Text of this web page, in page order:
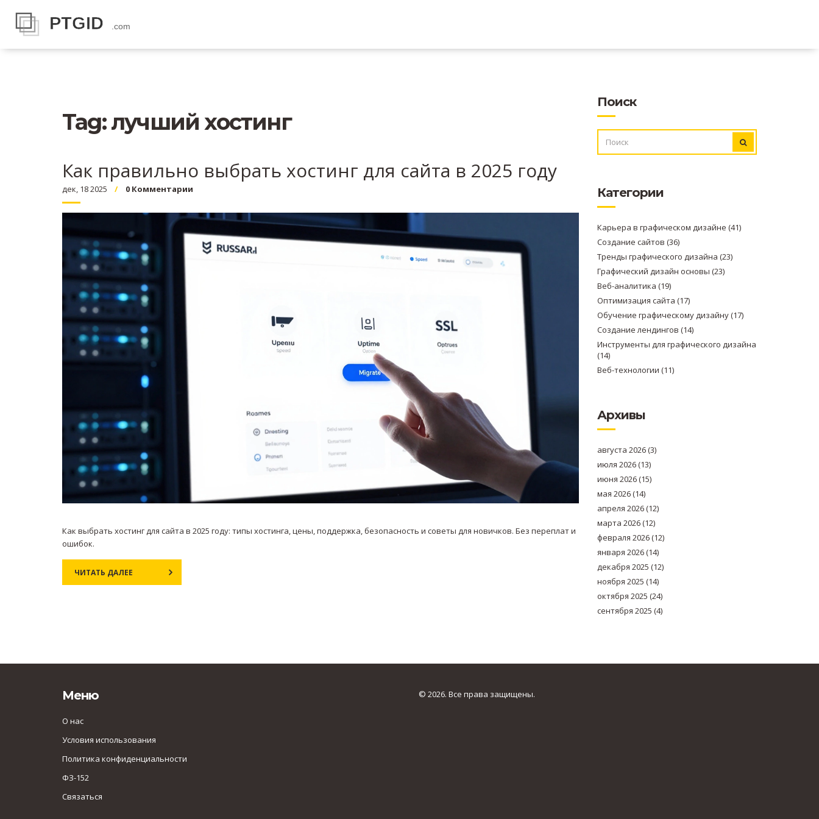
Tag: лучший хостинг
Как правильно выбрать хостинг для сайта в 2025 году
дек, 18 2025 0 Комментарии
Как выбрать хостинг для сайта в 2025 году: типы хостинга, цены, поддержка, безопасность и советы для новичков. Без переплат и
ошибок.
ЧИТАТЬ ДАЛЕЕ
Поиск
Категории
Карьера в графическом дизайне (41)
Создание сайтов (36)
Тренды графического дизайна (23)
Графический дизайн основы (23)
Веб-аналитика (19)
Оптимизация сайта (17)
Обучение графическому дизайну(17)
Создание лендингов (14)
Инструменты для графического дизайна
(14)
Веб-технологии (11)
Архивы
августа 2026(3)
июля 2026(13)
июня 2026(15)
мая 2026(14)
апреля 2026(12)
марта 2026(12)
февраля 2026(12)
января 2026(14)
декабря 2025 (12)
ноября 2025 (14)
октября 2025 (24)
сентября 2025 (4)
Меню
О нас
Условия использования
Политика конфиденциальности
ФЗ-152
Связаться
© 2026. Все права защищены.